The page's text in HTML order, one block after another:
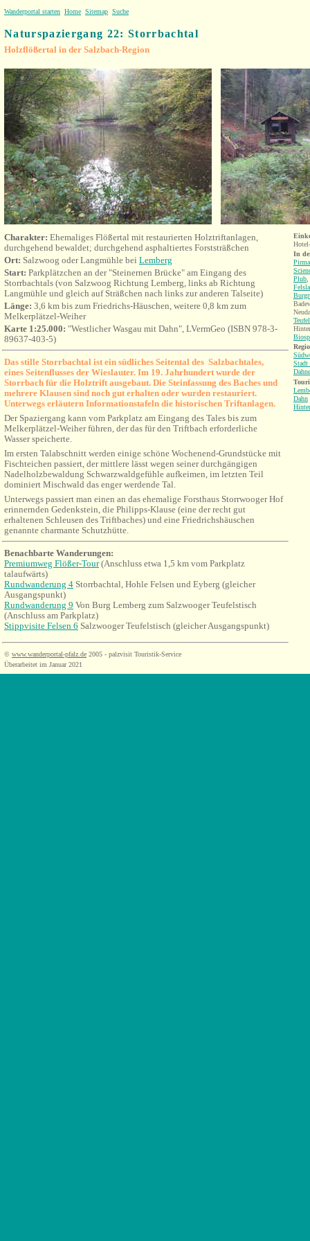
Wanderportal starten Home Sitemap Suche
Naturspaziergang 22: Storrbachtal
Holzflößertal in der Salzbach-Region
Charakter: Ehemaliges Flößertal mit restaurierten Holztriftanlagen,
durchgehend bewaldet; durchgehend asphaltiertes Forststräßchen
Ort: Salzwoog oder Langmühle bei Lemberg
Start: Parkplätzchen an der "Steinernen Brücke" am Eingang des
Storrbachtals (von Salzwoog Richtung Lemberg, links ab Richtung
Langmühle und gleich auf Sträßchen nach links zur anderen Talseite)
Länge: 3,6 km bis zum Friedrichs-Häuschen, weitere 0,8 km zum
Melkerplätzel-Weiher
Karte 1:25.000: "Westlicher Wasgau mit Dahn", LVermGeo (ISBN 978-3-
89637-403-5)
Das stille Storrbachtal ist ein südliches Seitental des Salzbachtales,
eines Seitenflusses der Wieslauter. Im 19. Jahrhundert wurde der
Storrbach für die Holztrift ausgebaut. Die Steinfassung des Baches und
mehrere Klausen sind noch gut erhalten oder wurden restauriert.
Unterwegs erläutern Informationstafeln die historischen Triftanlagen.
Der Spaziergang kann vom Parkplatz am Eingang des Tales bis zum
Melkerplätzel-Weiher führen, der das für den Triftbach erforderliche
Wasser speicherte.
Im ersten Talabschnitt werden einige schöne Wochenend-Grundstücke mit
Fischteichen passiert, der mittlere lässt wegen seiner durchgängigen
Nadelholzbewaldung Schwarzwaldgefühle aufkeimen, im letzten Teil
dominiert Mischwald das enger werdende Tal.
Unterwegs passiert man einen an das ehemalige Forsthaus Storrwooger Hof
erinnernden Gedenkstein, die Philipps-Klause (eine der recht gut
erhaltenen Schleusen des Triftbaches) und eine Friedrichshäuschen
genannte charmante Schutzhütte.
Benachbarte Wanderungen:
Premiumweg Flößer-Tour(Anschluss etwa 1,5 km vom Parkplatz
talaufwärts)
Rundwanderung 4 Storrbachtal, Hohle Felsen und Eyberg (gleicher
Ausgangspunkt)
Rundwanderung 9 Von Burg Lemberg zum Salzwooger Teufelstisch
(Anschluss am Parkplatz)
Stippvisite Felsen 6 Salzwooger Teufelstisch (gleicher Ausgangspunkt)
© www.wanderportal-pfalz.de 2005 - palzvisit Touristik-Service
Überarbeitet im Januar 2021
In
Plub
Stadt
Dahn